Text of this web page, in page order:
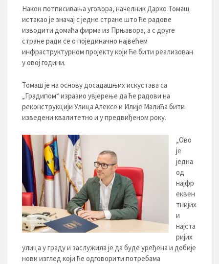
Након потписивања уговора, начелник Дарко Томаш
истакао је значај с једне стране што ће радове
изводити домаћа фирма из Прњавора, а с друге
стране ради се о појединачно највећем
инфраструктурном пројекту који ће бити реализован
у овој години.
Томаш је на основу досадашњих искустава са
„Градипом“ изразио увјерење да ће радови на
реконструкцији Улицa Алексе и Илије Малића бити
изведени квалитетно и у предвиђеном року.
„Ово
је
једна
од
најфр
еквен
тнијих
и
најста
ријих
улица у граду и заслужила је да буде уређена и добије
нови изглед који ће одговорити потребама